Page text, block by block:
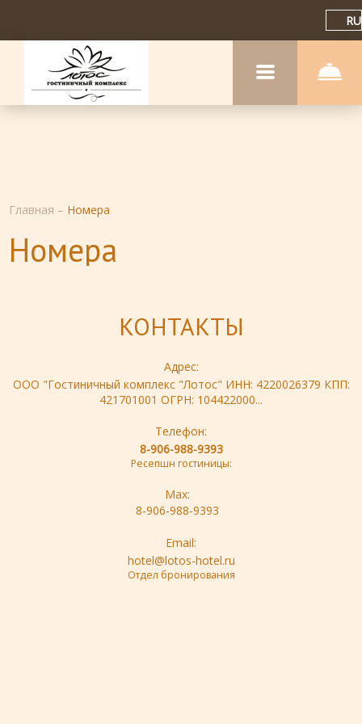
RU
Главная – Номера
Номера
КОНТАКТЫ
Адрес:
ООО "Гостиничный комплекс "Лотос" ИНН: 4220026379 КПП:
421701001 ОГРН: 104422000...
Телефон:
8-906-988-9393
Ресепшн гостиницы:
Max:
8-906-988-9393
Email:
hotel@lotos-hotel.ru
Отдел бронирования